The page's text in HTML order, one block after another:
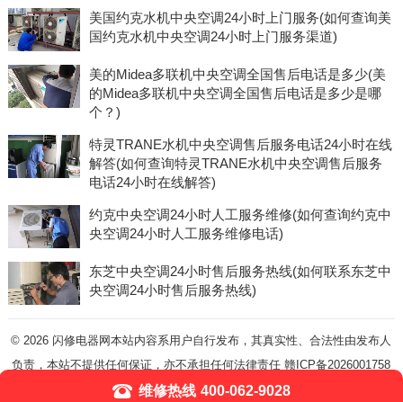
美国约克水机中央空调24小时上门服务(如何查询美
国约克水机中央空调24小时上门服务渠道)
美的Midea多联机中央空调全国售后电话是多少(美
的Midea多联机中央空调全国售后电话是多少是哪
个？)
特灵TRANE水机中央空调售后服务电话24小时在线
解答(如何查询特灵TRANE水机中央空调售后服务
电话24小时在线解答)
约克中央空调24小时人工服务维修(如何查询约克中
央空调24小时人工服务维修电话)
东芝中央空调24小时售后服务热线(如何联系东芝中
央空调24小时售后服务热线)
© 2026 闪修电器网本站内容系用户自行发布，其真实性、合法性由发布人
负责，本站不提供任何保证，亦不承担任何法律责任 赣ICP备2026001758
号-5
维修热线 400-062-9028